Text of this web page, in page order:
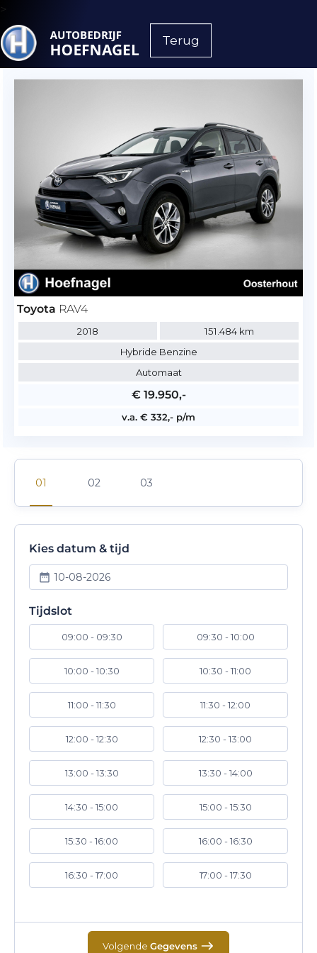
>
Terug
Toyota RAV4
2018
151.484 km
Hybride Benzine
Automaat
€ 19.950,-
v.a. € 332,- p/m
Kies datum & tijd
10-08-2026
Tijdslot
09:00 - 09:30 09:30 - 10:00
10:00 - 10:30 10:30 - 11:00
11:00 - 11:30 11:30 - 12:00
12:00 - 12:30 12:30 - 13:00
13:00 - 13:30 13:30 - 14:00
14:30 - 15:00 15:00 - 15:30
15:30 - 16:00 16:00 - 16:30
16:30 - 17:00 17:00 - 17:30
Volgende Gegevens